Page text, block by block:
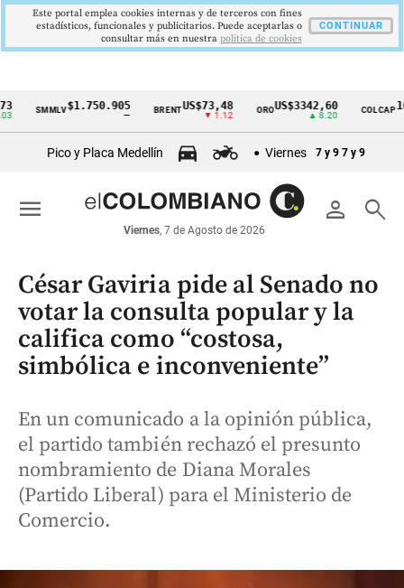
Cintillo
económicos
Colombia
SMMLV$1.750.905 BRENT US$73,48
▼ 1.12
ORO US$3342,60 COLCAP
Pico y Placa Medellín Viernes 7 y 9 7 y 9
person search
Viernes, 7 de Agosto de 2026
menu
César Gaviria pide al Senado no
votar la consulta popular y la
califica como “costosa,
simbólica e inconveniente”
En un comunicado a la opinión pública,
el partido también rechazó el presunto
nombramiento de Diana Morales
(Partido Liberal) para el Ministerio de
Comercio.
Este portal emplea cookies internas y de terceros con fines
estadísticos, funcionales y publicitarios. Puede aceptarlas o
consultar más en nuestra politica de cookies
CONTINUAR